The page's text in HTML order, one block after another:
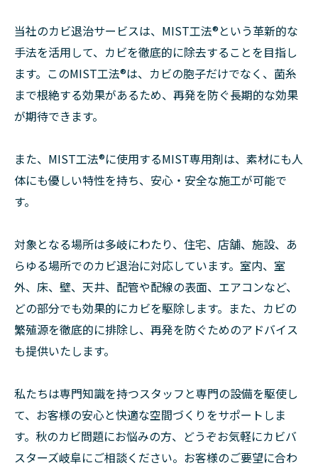
当社のカビ退治サービスは、MIST工法®という革新的な
手法を活用して、カビを徹底的に除去することを目指し
ます。このMIST工法®は、カビの胞子だけでなく、菌糸
まで根絶する効果があるため、再発を防ぐ長期的な効果
が期待できます。
また、MIST工法®に使用するMIST専用剤は、素材にも人
体にも優しい特性を持ち、安心・安全な施工が可能で
す。
対象となる場所は多岐にわたり、住宅、店舗、施設、あ
らゆる場所でのカビ退治に対応しています。室内、室
外、床、壁、天井、配管や配線の表面、エアコンなど、
どの部分でも効果的にカビを駆除します。また、カビの
繁殖源を徹底的に排除し、再発を防ぐためのアドバイス
も提供いたします。
私たちは専門知識を持つスタッフと専門の設備を駆使し
て、お客様の安心と快適な空間づくりをサポートしま
す。秋のカビ問題にお悩みの方、どうぞお気軽にカビバ
スターズ岐阜にご相談ください。お客様のご要望に合わ